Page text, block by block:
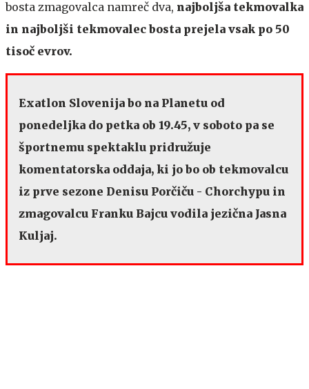
bosta zmagovalca namreč dva, najboljša tekmovalka
in najboljši tekmovalec bosta prejela vsak po 50
tisoč evrov.
Exatlon Slovenija bo na Planetu od
ponedeljka do petka ob 19.45, v soboto pa se
športnemu spektaklu pridružuje
komentatorska oddaja, ki jo bo ob tekmovalcu
iz prve sezone Denisu Porčiču - Chorchypu in
zmagovalcu Franku Bajcu vodila jezična Jasna
Kuljaj.